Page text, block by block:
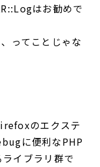
はお勧めで
ってことじゃな
のエクステ
に便利なPHP
イブラリ群で